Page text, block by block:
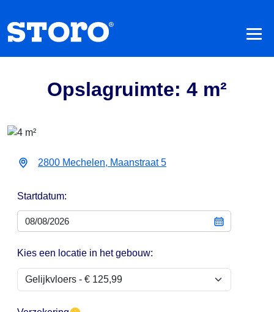
Opslagruimte: 4 m²
2800 Mechelen, Maanstraat 5
Startdatum:
Kies een locatie in het gebouw: